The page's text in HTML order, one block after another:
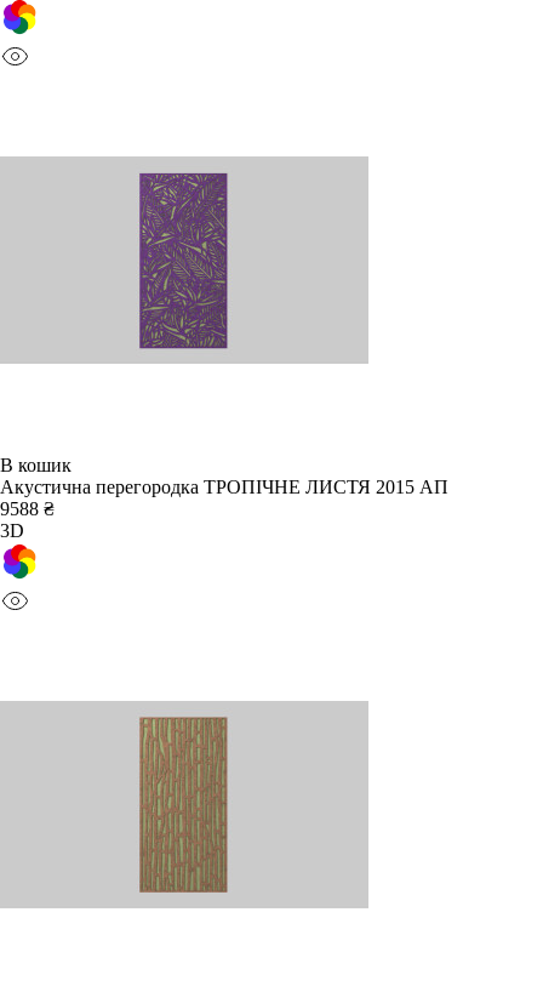
В кошик
Акустична перегородка ТРОПІЧНЕ ЛИСТЯ 2015 АП
9588 ₴
3D